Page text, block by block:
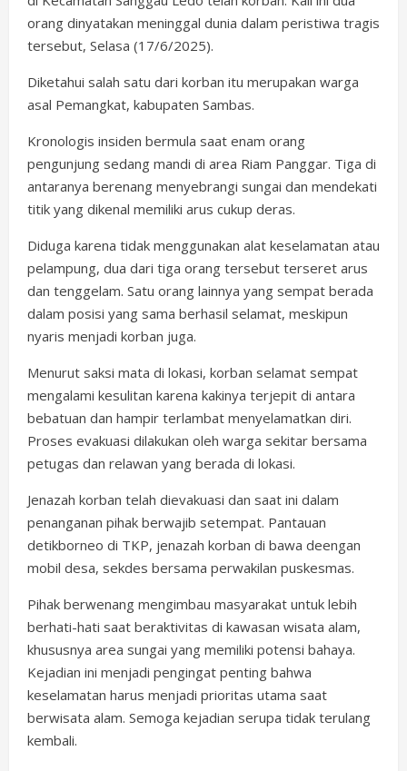
orang dinyatakan meninggal dunia dalam peristiwa tragis
tersebut, Selasa (17/6/2025).
Diketahui salah satu dari korban itu merupakan warga
asal Pemangkat, kabupaten Sambas.
Kronologis insiden bermula saat enam orang
pengunjung sedang mandi di area Riam Panggar. Tiga di
antaranya berenang menyebrangi sungai dan mendekati
titik yang dikenal memiliki arus cukup deras.
Diduga karena tidak menggunakan alat keselamatan atau
pelampung, dua dari tiga orang tersebut terseret arus
dan tenggelam. Satu orang lainnya yang sempat berada
dalam posisi yang sama berhasil selamat, meskipun
nyaris menjadi korban juga.
Menurut saksi mata di lokasi, korban selamat sempat
mengalami kesulitan karena kakinya terjepit di antara
bebatuan dan hampir terlambat menyelamatkan diri.
Proses evakuasi dilakukan oleh warga sekitar bersama
petugas dan relawan yang berada di lokasi.
Jenazah korban telah dievakuasi dan saat ini dalam
penanganan pihak berwajib setempat. Pantauan
detikborneo di TKP, jenazah korban di bawa deengan
mobil desa, sekdes bersama perwakilan puskesmas.
Pihak berwenang mengimbau masyarakat untuk lebih
berhati-hati saat beraktivitas di kawasan wisata alam,
khususnya area sungai yang memiliki potensi bahaya.
Kejadian ini menjadi pengingat penting bahwa
keselamatan harus menjadi prioritas utama saat
berwisata alam. Semoga kejadian serupa tidak terulang
kembali.